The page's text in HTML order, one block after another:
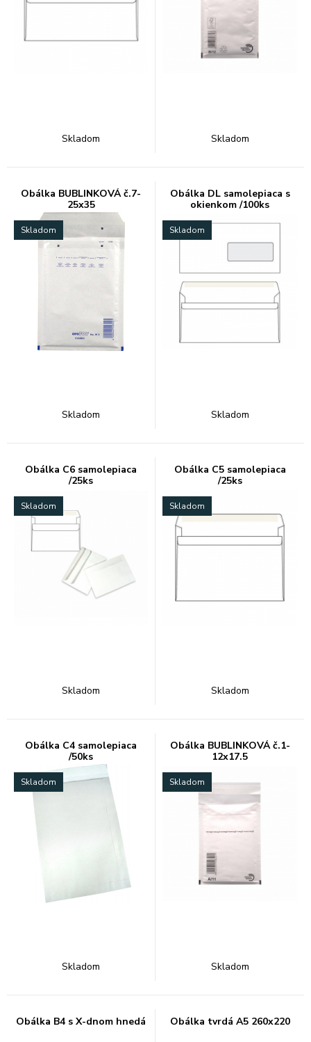
Skladom Skladom
Obálka BUBLINKOVÁ č.7-
25x35
Skladom
Skladom
Obálka DL samolepiaca s
okienkom /100ks
Skladom
Skladom
Obálka C6 samolepiaca
/25ks
Skladom
Skladom
Obálka C5 samolepiaca
/25ks
Skladom
Skladom
Obálka C4 samolepiaca
/50ks
Skladom
Skladom
Obálka BUBLINKOVÁ č.1-
12x17.5
Skladom
Skladom
Obálka B4 s X-dnom hnedá Obálka tvrdá A5 260x220